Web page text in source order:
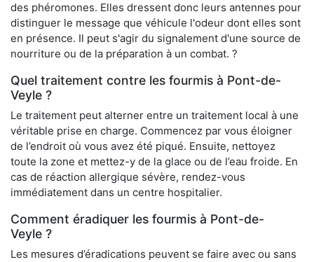
des phéromones. Elles dressent donc leurs antennes pour
distinguer le message que véhicule l'odeur dont elles sont
en présence. Il peut s'agir du signalement d'une source de
nourriture ou de la préparation à un combat. ?
Quel traitement contre les fourmis à Pont-de-
Veyle ?
Le traitement peut alterner entre un traitement local à une
véritable prise en charge. Commencez par vous éloigner
de l’endroit où vous avez été piqué. Ensuite, nettoyez
toute la zone et mettez-y de la glace ou de l’eau froide. En
cas de réaction allergique sévère, rendez-vous
immédiatement dans un centre hospitalier.
Comment éradiquer les fourmis à Pont-de-
Veyle ?
Les mesures d’éradications peuvent se faire avec ou sans